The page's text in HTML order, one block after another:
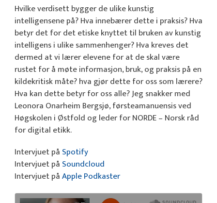
Hvilke verdisett bygger de ulike kunstig
intelligensene på? Hva innebærer dette i praksis? Hva
betyr det for det etiske knyttet til bruken av kunstig
intelligens i ulike sammenhenger? Hva kreves det
dermed at vi lærer elevene for at de skal være
rustet for å møte informasjon, bruk, og praksis på en
kildekritisk måte? hva gjør dette for oss som lærere?
Hva kan dette betyr for oss alle? Jeg snakker med
Leonora Onarheim Bergsjø, førsteamanuensis ved
Høgskolen i Østfold og leder for NORDE – Norsk råd
for digital etikk.
Intervjuet på Spotify
Intervjuet på Soundcloud
Intervjuet påApple Podkaster